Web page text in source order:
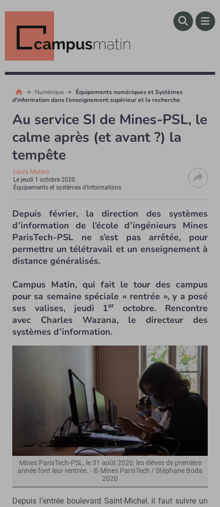
Numérique
Équipements numériques et Systèmes
d'information dans l'enseignement supérieur et la recherche
Au service SI de Mines-PSL, le
calme après (et avant ?) la
tempête
Laura Makary
Le jeudi 1 octobre 2020
Équipements et systèmes d'informations
Depuis février, la direction des systèmes
d’information de l’école d’ingénieurs Mines
ParisTech-PSL ne s’est pas arrêtée, pour
permettre un télétravail et un enseignement à
distance généralisés.
Campus Matin, qui fait le tour des campus
pour sa semaine spéciale « rentrée », y a posé
ses valises, jeudi 1er
octobre. Rencontre
avec Charles Wazana, le directeur des
systèmes d’information.
Mines ParisTech-PSL, le 31 août 2020, les élèves de première
année font leur rentrée. - © Mines ParisTech / Stéphane Boda
2020
Depuis l’entrée boulevard Saint-Michel, il faut suivre un